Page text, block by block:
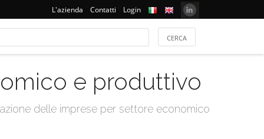
L'azienda Contatti Login
e produttivo
delle imprese per settore economico